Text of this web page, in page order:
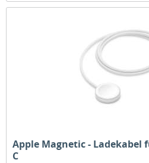
Apple Magnetic - Ladekabel
C